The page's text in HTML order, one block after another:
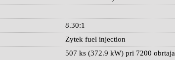
8.30:1
Zytek fuel injection
507 ks (372.9 kW) pri 7200 obrtaja